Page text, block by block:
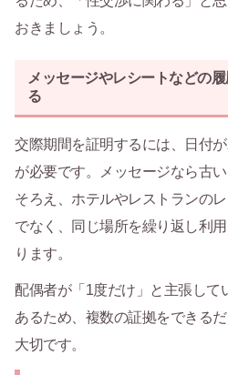
おきましょう。
メッセージやレシートなどの
る
交際期間を証明するには、日付
が必要です。メッセージなら古
そろえ、ホテルやレストランの
でなく、同じ場所を繰り返し利
ります。
配偶者が「1度だけ」と主張して
あるため、複数の証拠をできる
大切です。